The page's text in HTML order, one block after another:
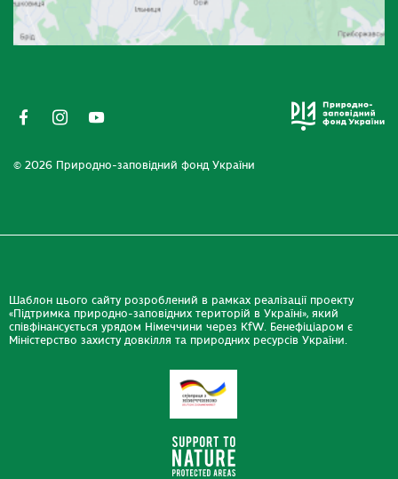
© 2026 Природно-заповідний фонд України
Шаблон цього сайту розроблений в рамках реалізації проекту
«Підтримка природно-заповідних територій в Україні», який
співфінансується урядом Німеччини через KfW. Бенефіціаром є
Міністерство захисту довкілля та природних ресурсів України.